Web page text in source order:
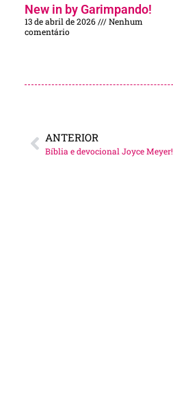
New in by Garimpando!
13 de abril de 2026
Nenhum
comentário
ANTERIOR
Bíblia e devocional Joyce Meyer!